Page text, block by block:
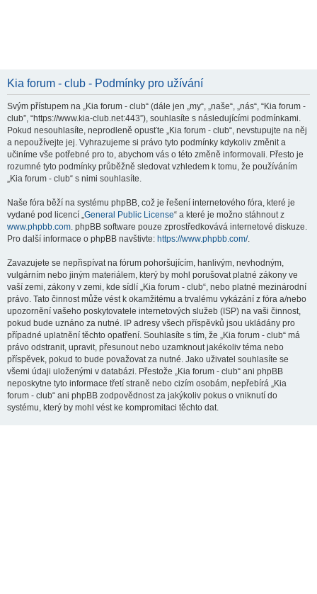
Kia forum - club - Podmínky pro užívání
Svým přístupem na „Kia forum - club“ (dále jen „my“, „naše“, „nás“, “Kia forum -
club”, “https://www.kia-club.net:443”), souhlasíte s následujícími podmínkami.
Pokud nesouhlasíte, neprodleně opusťte „Kia forum - club“, nevstupujte na něj
a nepoužívejte jej. Vyhrazujeme si právo tyto podmínky kdykoliv změnit a
učiníme vše potřebné pro to, abychom vás o této změně informovali. Přesto je
rozumné tyto podmínky průběžně sledovat vzhledem k tomu, že používáním
„Kia forum - club“ s nimi souhlasíte.
Naše fóra běží na systému phpBB, což je řešení internetového fóra, které je
vydané pod licencí „General Public License“ a které je možno stáhnout z
www.phpbb.com. phpBB software pouze zprostředkovává internetové diskuze.
Pro další informace o phpBB navštivte: https://www.phpbb.com/.
Zavazujete se nepřispívat na fórum pohoršujícím, hanlivým, nevhodným,
vulgárním nebo jiným materiálem, který by mohl porušovat platné zákony ve
vaší zemi, zákony v zemi, kde sídlí „Kia forum - club“, nebo platné mezinárodní
právo. Tato činnost může vést k okamžitému a trvalému vykázání z fóra a/nebo
upozornění vašeho poskytovatele internetových služeb (ISP) na vaši činnost,
pokud bude uznáno za nutné. IP adresy všech příspěvků jsou ukládány pro
případné uplatnění těchto opatření. Souhlasíte s tím, že „Kia forum - club“ má
právo odstranit, upravit, přesunout nebo uzamknout jakékoliv téma nebo
příspěvek, pokud to bude považovat za nutné. Jako uživatel souhlasíte se
všemi údaji uloženými v databázi. Přestože „Kia forum - club“ ani phpBB
neposkytne tyto informace třetí straně nebo cizím osobám, nepřebírá „Kia
forum - club“ ani phpBB zodpovědnost za jakýkoliv pokus o vniknutí do
systému, který by mohl vést ke kompromitaci těchto dat.